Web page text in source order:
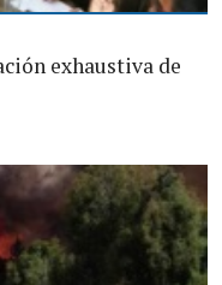
exhaustiva de